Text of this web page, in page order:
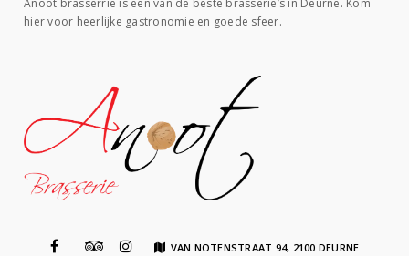
Anoot brasserrie is een van de beste brasserie’s in Deurne. Kom
hier voor heerlijke gastronomie en goede sfeer.
VAN NOTENSTRAAT 94, 2100 DEURNE